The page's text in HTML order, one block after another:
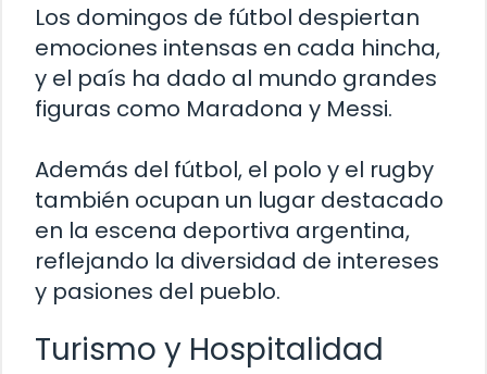
Los domingos de fútbol despiertan
emociones intensas en cada hincha,
y el país ha dado al mundo grandes
figuras como Maradona y Messi.
Además del fútbol, el polo y el rugby
también ocupan un lugar destacado
en la escena deportiva argentina,
reflejando la diversidad de intereses
y pasiones del pueblo.
Turismo y Hospitalidad